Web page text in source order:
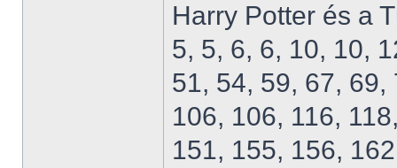
Harry Potter és a
5, 5, 6, 6, 10, 10,
51, 54, 59, 67,
106, 106, 116,
151, 155, 156,